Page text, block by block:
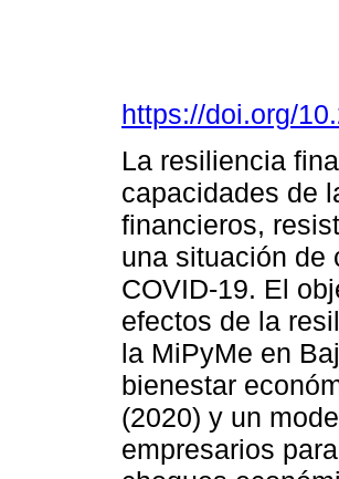
https://doi.org/
La resiliencia
capacidades de
financieros,
una situación de
COVID-19. El
efectos de la
la MiPyMe en
bienestar
(2020) y un
empresarios